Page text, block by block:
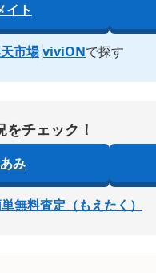
イト
市場 viviONで探す
チェック！
み
無料査定（もえたく）